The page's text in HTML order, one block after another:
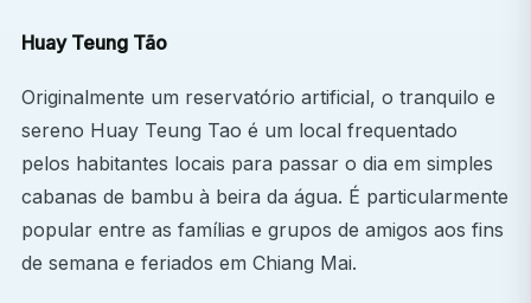
Huay Teung Tão
Originalmente um reservatório artificial, o tranquilo e
sereno Huay Teung Tao é um local frequentado
pelos habitantes locais para passar o dia em simples
cabanas de bambu à beira da água. É particularmente
popular entre as famílias e grupos de amigos aos fins
de semana e feriados em Chiang Mai.